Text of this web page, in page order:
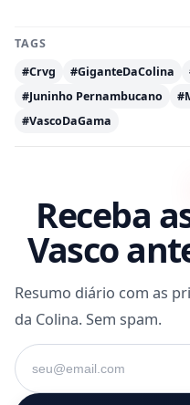
TAGS
#Crvg
#GiganteDaColina
#Juninho Pernambucano
#VascoDaGama
Receba
Vasco
Resumo diário com as
da Colina. Sem spam.
Seu e-mail